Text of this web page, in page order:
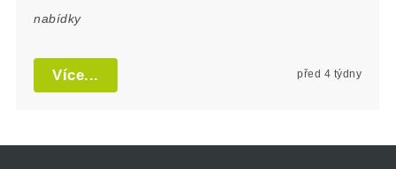
nabídky
Více... před 4 týdny